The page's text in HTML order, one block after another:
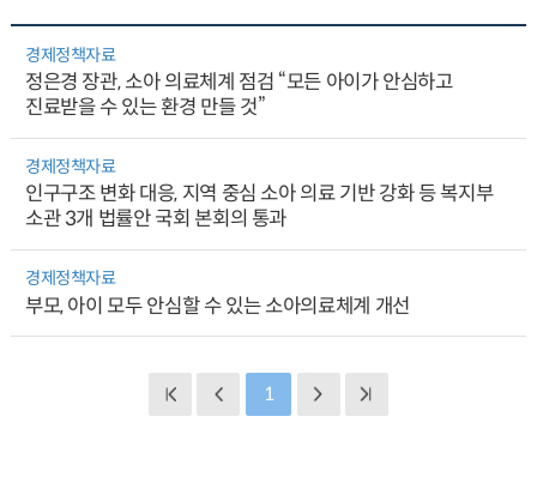
경제정책자료
정은경 장관, 소아 의료체계 점검 “모든 아이가 안심하고
진료받을 수 있는 환경 만들 것”
경제정책자료
인구구조 변화 대응, 지역 중심 소아 의료 기반 강화 등 복지부
소관 3개 법률안 국회 본회의 통과
경제정책자료
부모, 아이 모두 안심할 수 있는 소아의료체계 개선
1